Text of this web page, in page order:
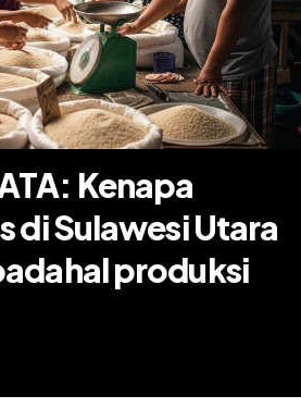
Kenapa
di Sulawesi Utara
produksi